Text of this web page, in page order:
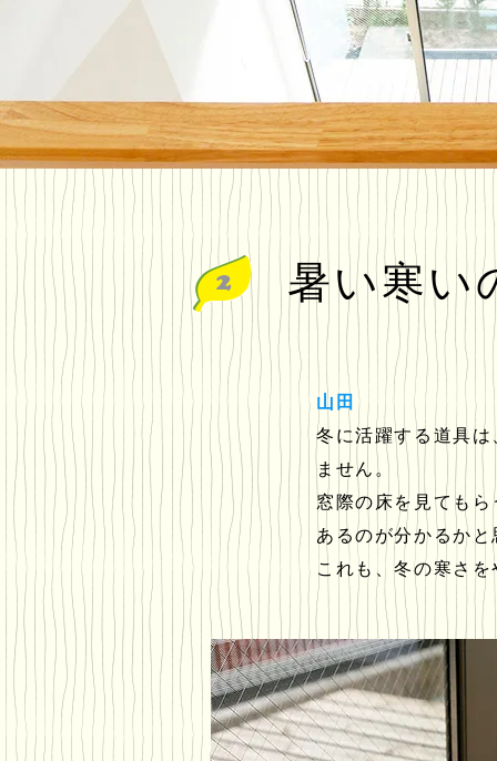
暑い寒い
山田
冬に活躍する道具
ません。
窓際の床を見ても
あるのが分かるか
これも、冬の寒さ